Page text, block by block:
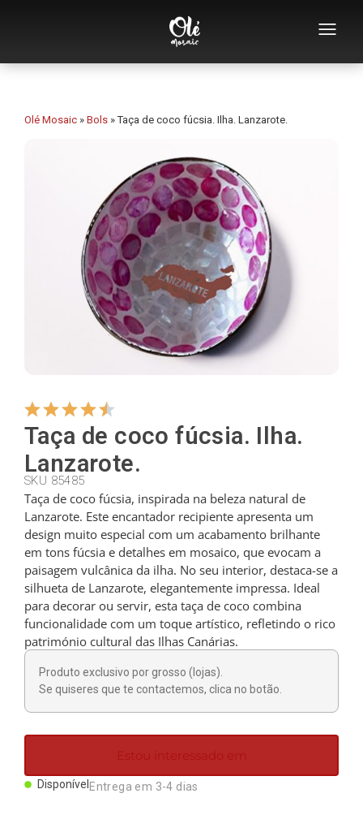
Quem somos
Lembranças por categoria
Abridores
Chávenas
Tigelas
Cabides
Cortadores
Colheres de chá
Conchas
Dedais
Figuras
Ímanes
Porta-chaves
Olé Mosaic » Bols »Taça de coco fúcsia. Ilha. Lanzarote.
Taça de coco fúcsia. Ilha.
Lanzarote.
SKU 85485
Taça de coco fúcsia, inspirada na beleza natural de
Lanzarote. Este encantador recipiente apresenta um
design muito especial com um acabamento brilhante
em tons fúcsia e detalhes em mosaico, que evocam a
paisagem vulcânica da ilha. No seu interior, destaca-se a
silhueta de Lanzarote, elegantemente impressa. Ideal
para decorar ou servir, esta taça de coco combina
funcionalidade com um toque artístico, refletindo o rico
património cultural das Ilhas Canárias.
Produto exclusivo por grosso (lojas).
Se quiseres que te contactemos, clica no botão.
Estou interessado em
Disponível Entrega em 3-4 dias